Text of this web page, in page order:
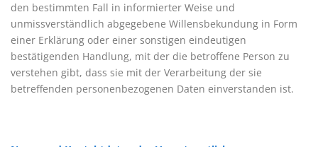
den bestimmten Fall in informierter Weise und
unmissverständlich abgegebene Willensbekundung in Form
einer Erklärung oder einer sonstigen eindeutigen
bestätigenden Handlung, mit der die betroffene Person zu
verstehen gibt, dass sie mit der Verarbeitung der sie
betreffenden personenbezogenen Daten einverstanden ist.